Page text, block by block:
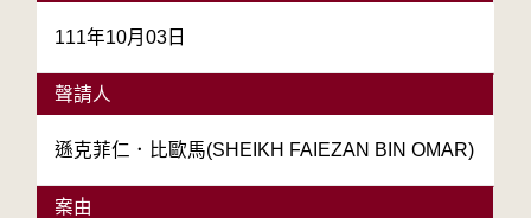
111年10月03日
聲請人
遜克菲仁．比歐馬(SHEIKH FAIEZAN BIN OMAR)
案由